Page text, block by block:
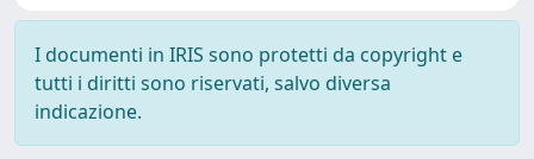
I documenti in IRIS sono protetti da copyright e
tutti i diritti sono riservati, salvo diversa
indicazione.